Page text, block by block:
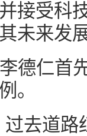
接受科
未来发
德仁首
。
过去道